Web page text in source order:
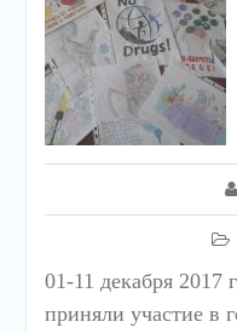
01-11 декабря 2017
приняли участие в